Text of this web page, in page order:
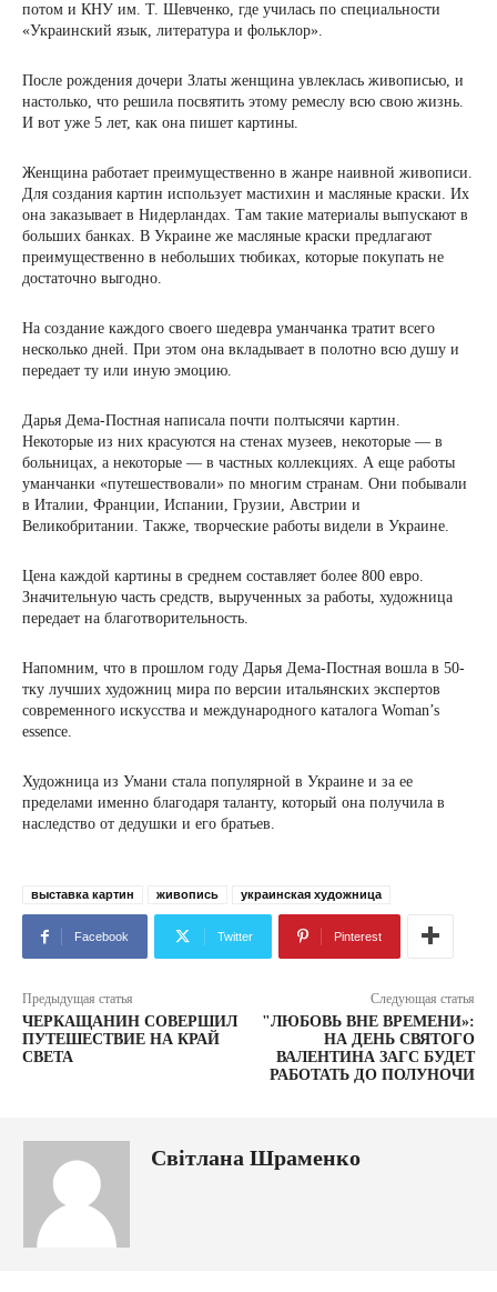
потом и КНУ им. Т. Шевченко, где училась по специальности
«Украинский язык, литература и фольклор».
После рождения дочери Златы женщина увлеклась живописью, и
настолько, что решила посвятить этому ремеслу всю свою жизнь.
И вот уже 5 лет, как она пишет картины.
Женщина работает преимущественно в жанре наивной живописи.
Для создания картин использует мастихин и масляные краски. Их
она заказывает в Нидерландах. Там такие материалы выпускают в
больших банках. В Украине же масляные краски предлагают
преимущественно в небольших тюбиках, которые покупать не
достаточно выгодно.
На создание каждого своего шедевра уманчанка тратит всего
несколько дней. При этом она вкладывает в полотно всю душу и
передает ту или иную эмоцию.
Дарья Дема-Постная написала почти полтысячи картин.
Некоторые из них красуются на стенах музеев, некоторые — в
больницах, а некоторые — в частных коллекциях. А еще работы
уманчанки «путешествовали» по многим странам. Они побывали
в Италии, Франции, Испании, Грузии, Австрии и
Великобритании. Также, творческие работы видели в Украине.
Цена каждой картины в среднем составляет более 800 евро.
Значительную часть средств, вырученных за работы, художница
передает на благотворительность.
Напомним, что в прошлом году Дарья Дема-Постная вошла в 50-
тку лучших художниц мира по версии итальянских экспертов
современного искусства и международного каталога Woman’s
essence.
Художница из Умани стала популярной в Украине и за ее
пределами именно благодаря таланту, который она получила в
наследство от дедушки и его братьев.
выставка картин живопись украинская художница
Facebook Twitter Pinterest
Предыдущая статья
ЧЕРКАЩАНИН СОВЕРШИЛ
ПУТЕШЕСТВИЕ НА КРАЙ
СВЕТА
Следующая статья
"ЛЮБОВЬ ВНЕ ВРЕМЕНИ»:
НА ДЕНЬ СВЯТОГО
ВАЛЕНТИНА ЗАГС БУДЕТ
РАБОТАТЬ ДО ПОЛУНОЧИ
Світлана Шраменко